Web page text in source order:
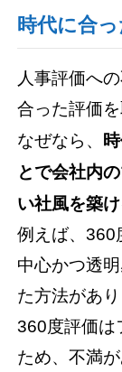
時代に合
人事評価へ
合った評価
なぜなら、
とで会社内
い社風を築
例えば、360
中心かつ透
た方法があり
360度評価は
ため、不満